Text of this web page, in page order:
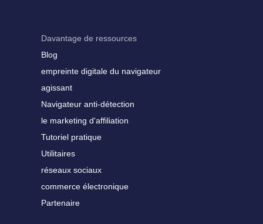
Davantage de ressources
Blog
empreinte digitale du navigateur
agissant
Navigateur anti-détection
le marketing d'affiliation
Tutoriel pratique
Utilitaires
réseaux sociaux
commerce électronique
Partenaire